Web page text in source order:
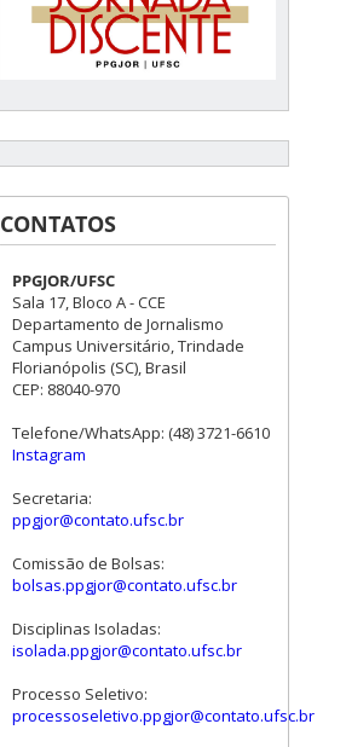
CONTATOS
PPGJOR/UFSC
Sala 17, Bloco A - CCE
Departamento de Jornalismo
Campus Universitário, Trindade
Florianópolis (SC), Brasil
CEP: 88040-970
Telefone/WhatsApp: (48) 3721-6610
Instagram
Secretaria:
ppgjor@contato.ufsc.br
Comissão de Bolsas:
bolsas.ppgjor@contato.ufsc.br
Disciplinas Isoladas:
isolada.ppgjor@contato.ufsc.br
Processo Seletivo:
processoseletivo.ppgjor@contato.ufsc.br